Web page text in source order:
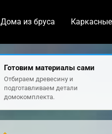
Дома из бруса
Готовим материалы сами
Отбираем древесину и
подготавливаем детали
домокомплекта.